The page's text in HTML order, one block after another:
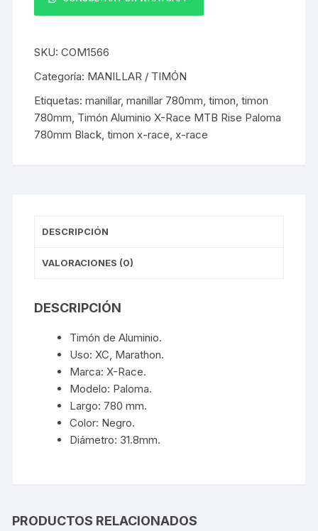
MTB
Paloma
Black
cantidad
SKU:COM1566
Categoría: MANILLAR / TIMÓN
Etiquetas:manillar,manillar 780mm,timon,timon
780mm, Timón Aluminio X-Race MTB Rise Paloma
780mm Black,timon x-race,x-race
DESCRIPCIÓN
VALORACIONES (0)
DESCRIPCIÓN
Timón de Aluminio.
Uso: XC, Marathon.
Marca: X-Race.
Modelo: Paloma.
Largo: 780 mm.
Color: Negro.
Diámetro: 31.8mm.
PRODUCTOS RELACIONADOS